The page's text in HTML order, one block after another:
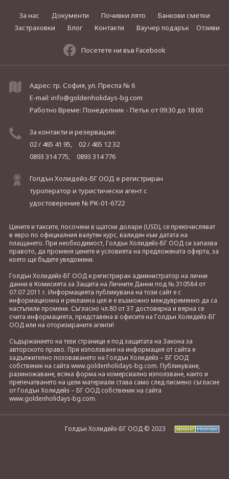
За нас Документи Почивки лято
Банкови сметки
Застраховки
Блог Контакти Ваучер подарък Отзиви
Посетете ни във Facebook
Адрес: гр. София, ул. Преспа № 6
E-mail: info@goldenholidays-bg.com
Работно Време: Понеделник - Петъкот 09:30 до 18:00
За контакти и резервации:
02 / 465 41 95,
02 / 465 12 32
0893 314 775,
0893 314 776
Голдън Холидейз-БГ ООД е регистриран
туроператор и туристически агент с
удостоверение № РК-01-6722
Цените и таксите, посочени в щатски долари (USD), се преизчисляват
в евро по официалния валутен курс, валиден към датата на
плащането. При необходимост, Голдън Холидейз-БГ ООД си запазва
правото, да променя цените и условията на предложената оферта, за
което ще бъдете уведомени.
Голдън Холидейз-БГ ООД е регистриран администратор на лични
данни в Комисията за Защита на Личните Данни под № 310584 от
07.07.2011 г. Информацията публикувана на този сайт е с
информационна и рекламна цел и е възможно междувременно да са
настъпили промени. Съгласно чл.80 от ЗТ достоверна и вярна се
счита информацията, представена в офисите на Голдън Холидейз-БГ
ООД или на оторизираните агенти!
Съдържанието на тези страници е под защитата на Закона за
авторското право. При използване на информация от сайта е
задължително позоваването на Голдън Холидейз – БГ ООД
собственик на сайта www.goldenholidays-bg.com. Публикуване,
размножаване, всяка форма на комерсиално използване, както и
препечатването на цели материали става само след писмено съгласие
от Голдън Холидейз – БГ ООД собственик на сайта
www.goldenholidays-bg.com.
Голдън Холидейз-БГ ООД © 2023